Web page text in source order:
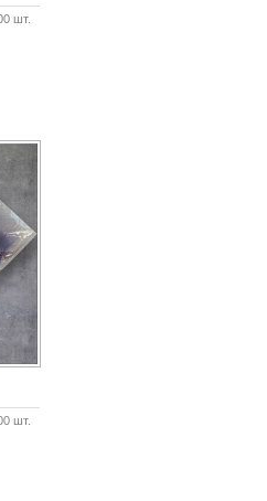
шт.
шт.